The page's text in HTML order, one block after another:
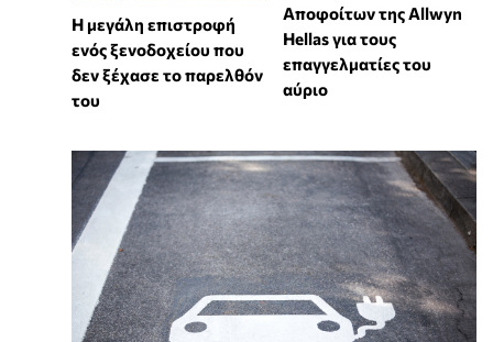
Η μεγάλη επιστροφή
ενός ξενοδοχείου που
δεν ξέχασε το παρελθόν
του
Αποφοίτων της Allwyn
Hellas για τους
επαγγελματίες του
αύριο